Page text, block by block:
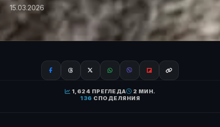
15.03.2026
1,624 ПРЕГЛЕДА
2 МИН.
136 СПОДЕЛЯНИЯ